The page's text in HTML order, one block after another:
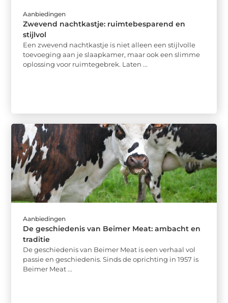
Aanbiedingen
Zwevend nachtkastje: ruimtebesparend en
stijlvol
Een zwevend nachtkastje is niet alleen een stijlvolle
toevoeging aan je slaapkamer, maar ook een slimme
oplossing voor ruimtegebrek. Laten ...
Aanbiedingen
De geschiedenis van Beimer Meat: ambacht en
traditie
De geschiedenis van Beimer Meat is een verhaal vol
passie en geschiedenis. Sinds de oprichting in 1957 is
Beimer Meat ...